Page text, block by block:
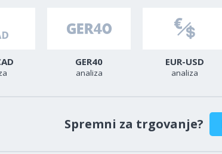
GER40
analiza
EUR-USD
analiza
Spremni za trgovanje?